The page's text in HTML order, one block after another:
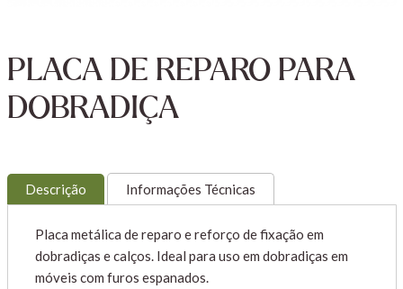
PLACA DE REPARO PARA
DOBRADIÇA
Descrição Informações Técnicas
Placa metálica de reparo e reforço de fixação em
dobradiças e calços. Ideal para uso em dobradiças em
móveis com furos espanados.